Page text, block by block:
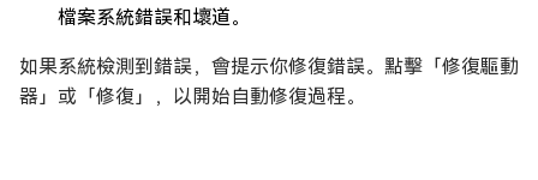
檔案系統錯誤和壞道。
如果系統檢測到錯誤，會提示你修復錯誤。點擊「修復驅動
器」或「修復」，以開始自動修復過程。